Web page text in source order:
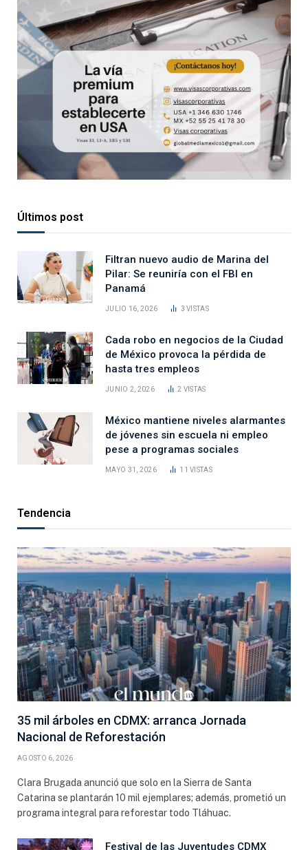
Últimos post
Filtran nuevo audio de Marina del
Pilar: Se reuniría con el FBI en
Panamá
JULIO 16, 2026 3VISTAS
Cada robo en negocios de la Ciudad
de México provoca la pérdida de
hasta tres empleos
JUNIO 2, 2026 2 VISTAS
México mantiene niveles alarmantes
de jóvenes sin escuela ni empleo
pese a programas sociales
MAYO 31, 2026 11VISTAS
Tendencia
35 mil árboles en CDMX: arranca Jornada
Nacional de Reforestación
AGOSTO 6, 2026
Clara Brugada anunció que solo en la Sierra de Santa
Catarina se plantarán 10 mil ejemplares; además, prometió un
programa integral para reforestar todo Tláhuac.
Festival de las Juventudes CDMX